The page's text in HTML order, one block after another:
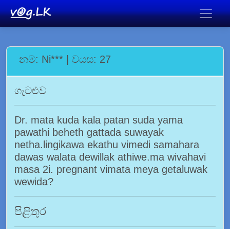
නම: Ni*** | වයස: 27
ගැටළුව
Dr. mata kuda kala patan suda yama
pawathi beheth gattada suwayak
netha.lingikawa ekathu vimedi samahara
dawas walata dewillak athiwe.ma wivahavi
masa 2i. pregnant vimata meya getaluwak
wewida?
පිළිතුර